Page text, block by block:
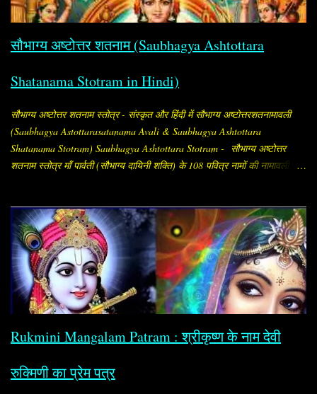
सौभाग्य अष्टोत्तर शतनाम (Saubhagya Ashtottara
Shatanama Stotram in Hindi)
सौभाग्य अष्टोत्तर शतनाम स्तोत्र - संस्कृत और हिंदी में सौभाग्य अष्टोत्तरशतनामावली
(Saubhagya Astottarasatanama Avali & Saubhagya Ashtottara
Shatanama Stotram) Saubhagya Ashtottara Stotram - सौभाग्य अष्टोत्तर
शतनाम स्तोत्र माँ पार्वती (सौभाग्य दायिनी शक्ति) के 108 पवित्र नामों की नामावली है,
कल्याण देने वाली शक्ति) के १०८ नामों का संकलन। इसे संस्कृत में "सौभाग्य
अष्टोत्तरशतनामावली" (Saubhāgya Aṣṭottaraśatanāma Avalī) कहा जाता है।
यह सामान्यतः “सौभाग्य अष्टोत्तरशतनाम / सौभाग्य अष्टोत्तरशतनामावली (Saubhagya
Ashtottara Shatanamavali)” के नाम से मिलता है। यह स्तोत्र माँ पार्वती (सौभाग्य
प्रदायिनी शक्ति) को समर्पित है। इसमें माता के १०८ नामों का वर्णन है, जो जप, पाठ या
पूजन के समय लिए जाते हैं। सामान्यत: इसका पाठ विवाहित स्त्रियाँ करती हैं, ताकि पति
का मंगल, दाम्पत्य सुख, आयु और अखंड सौभाग्य बना रहे। विशेष ...
Rukmini Mangalam Patram : श्रीकृष्ण के नाम देवी
रुक्मिणी का प्रेम पत्र